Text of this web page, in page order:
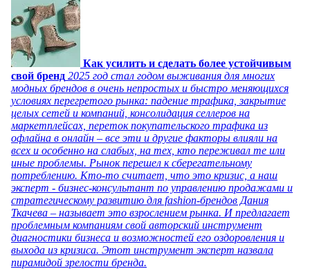
Как усилить и сделать более устойчивым
свой бренд 2025 год стал годом выживания для многих
модных брендов в очень непростых и быстро меняющихся
условиях перегретого рынка: падение трафика, закрытие
целых сетей и компаний, консолидация селлеров на
маркетплейсах, переток покупательского трафика из
офлайна в онлайн – все эти и другие факторы влияли на
всех и особенно на слабых, на тех, кто переживал те или
иные проблемы. Рынок перешел к сберегательному
потреблению. Кто-то считает, что это кризис, а наш
эксперт - бизнес-консультант по управлению продажами и
стратегическому развитию для fashion-брендов Дания
Ткачева – называет это взрослением рынка. И предлагает
проблемным компаниям свой авторский инструмент
диагностики бизнеса и возможностей его оздоровления и
выхода из кризиса. Этот инструмент эксперт назвала
пирамидой зрелости бренда.